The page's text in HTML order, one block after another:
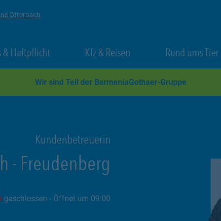
Otterbach
Tab
& HaftpflichtLink Opens in New Tab
Kfz & Reisen Link Opens in New Tab
Rund ums Tier
Wir sind Teil der BarmeniaGothaer-Gruppe
Kundenbetreuerin
- Freudenberg
geschlossen - Öffnet um 09:00